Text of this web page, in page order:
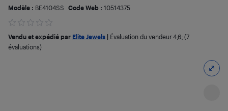
Modèle : BE4104SS Code Web : 10514375
Vendu et expédié par Elite Jewels Évaluation du vendeur 4,6; (7
évaluations)